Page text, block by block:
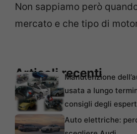
Non sappiamo però
mercato e che tipo di
Articoli recenti
Manutenzione
usata a lungo
consigli degli
Auto elettriche: